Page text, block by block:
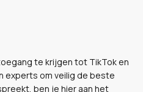
te krijgen tot TikTok en
experts om veilig de beste
ben je hier aan het